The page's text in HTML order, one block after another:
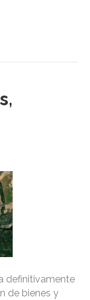
definitivamente
de bienes y